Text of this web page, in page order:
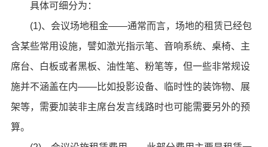
具体可细分为：
(1)、会议场地租金——通常而言，场地的租赁已经包
含某些常用设施，譬如激光指示笔、音响系统、桌椅、主
席台、白板或者黑板、油性笔、粉笔等，但一些非常规设
施并不涵盖在内——比如投影设备、临时性的装饰物、展
架等，需要加装非主席台发言线路时也可能需要另外的预
算。